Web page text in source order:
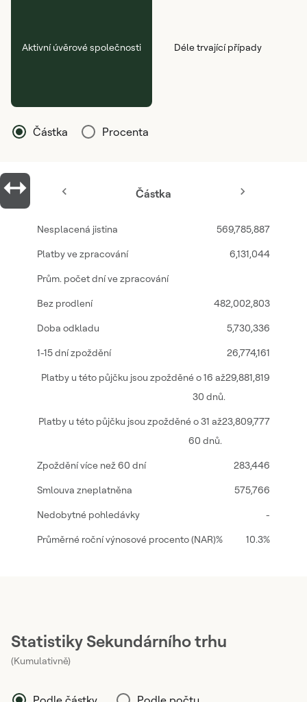
Aktivní úvěrové společnosti Déle trvající případy plateb
Částka Procenta
Částka
569,785,887
6,131,044
482,002,803
5,730,336
26,774,161
29,881,819
23,809,777
283,446
575,766
-
10.3%
Statistiky Sekundárního trhu
(Kumulativně)